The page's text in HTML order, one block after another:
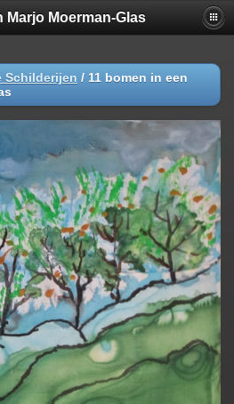
Marjo Moerman-Glas
Schilderijen / 11 bomen in een